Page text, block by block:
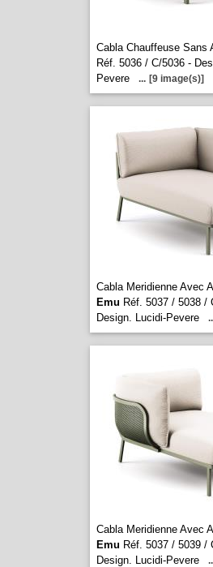
Cabla Chauffeuse Sans
Réf. 5036 / C/5036 -
Pevere
... [9 image(s)]
Cabla Meridienne Avec
Emu Réf. 5037 / 5038 /
Design. Lucidi-Pevere
Cabla Meridienne Avec
Emu Réf. 5037 / 5039 /
Design. Lucidi-Pevere